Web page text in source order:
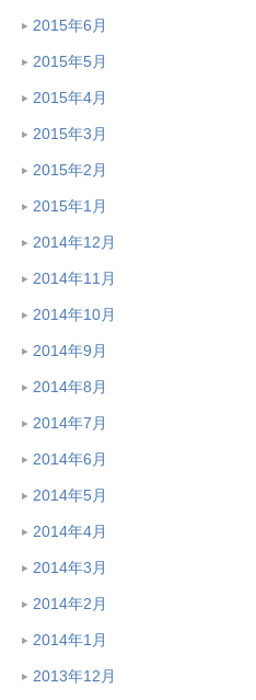
2015年6月
2015年5月
2015年4月
2015年3月
2015年2月
2015年1月
2014年12月
2014年11月
2014年10月
2014年9月
2014年8月
2014年7月
2014年6月
2014年5月
2014年4月
2014年3月
2014年2月
2014年1月
2013年12月